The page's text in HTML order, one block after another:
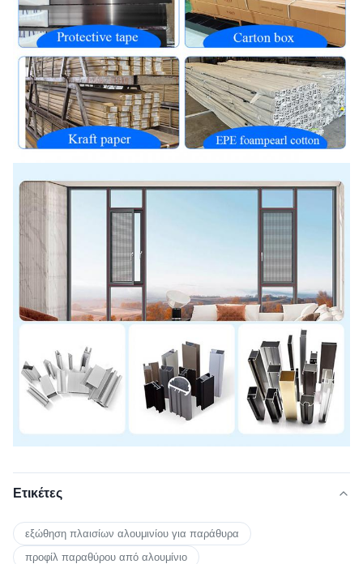
Ετικέτες
εξώθηση πλαισίων αλουμινίου για παράθυρα
προφίλ παραθύρου από αλουμίνιο